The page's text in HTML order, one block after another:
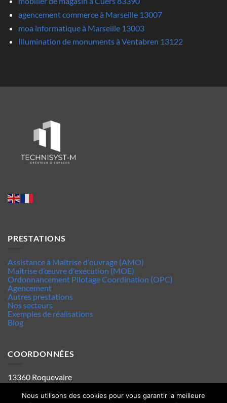
agencement commerce à Marseille 13007
moa informatique à Marseille 13003
Illumination de monuments à Ventabren 13122
PRESTATIONS
Assistance à Maîtrise d'ouvrage (AMO)
Maîtrise d’œuvre d'exécution (MOE)
Ordonnancement Pilotage Coordination (OPC)
Agencement
Autres prestations
Nos secteurs
Exemples de réalisations
Blog
COORDONNÉES
13360 Roquevaire
Tel : 06.63.70.62.44
Mentions legales
Nous utilisons des cookies pour vous garantir la meilleure